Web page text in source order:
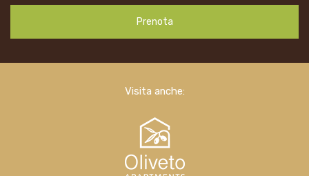
Prenota
Visita anche: